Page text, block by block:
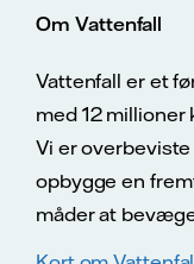
Om Vattenfall
Vattenfall er et
med 12
Vi er
opbygge en
måder at